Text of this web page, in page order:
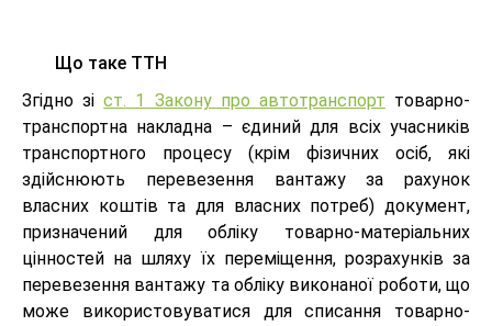
Що таке ТТН
Згідно зіст. 1 Закону про автотранспорт товарно-
транспортна накладна – єдиний для всіх учасників
транспортного процесу (крім фізичних осіб, які
здійснюють перевезення вантажу за рахунок
власних коштів та для власних потреб) документ,
призначений для обліку товарно-матеріальних
цінностей на шляху їх переміщення, розрахунків за
перевезення вантажу та обліку виконаної роботи, що
може використовуватися для списання товарно-